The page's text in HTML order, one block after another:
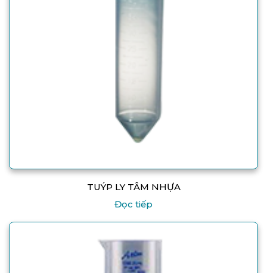
TUÝP LY TÂM NHỰA
Đọc tiếp